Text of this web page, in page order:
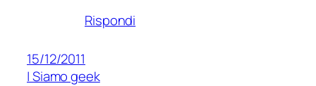
Rispondi
15/12/2011
| Siamo geek